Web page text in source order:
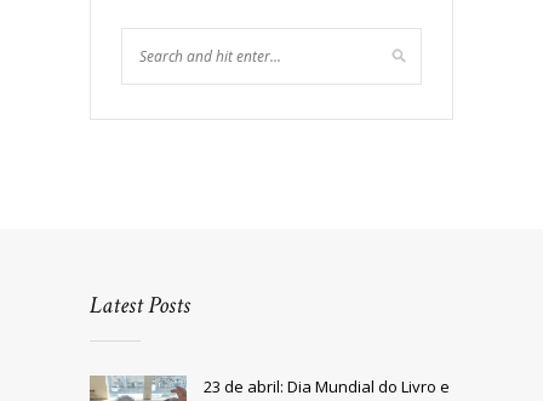
Latest Posts
23 de abril: Dia Mundial do Livro e